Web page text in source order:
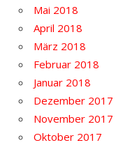
Mai 2018
April 2018
März 2018
Februar 2018
Januar 2018
Dezember 2017
November 2017
Oktober 2017